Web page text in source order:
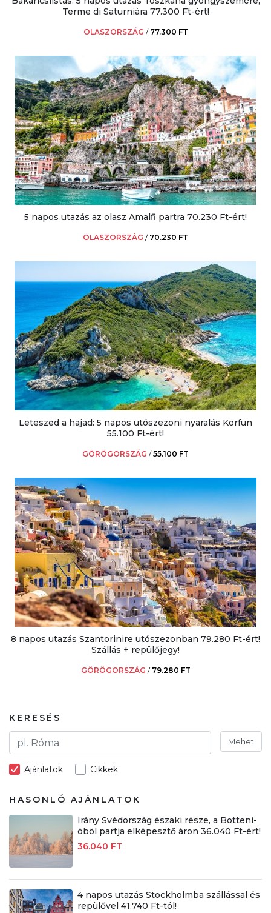
Terme di Saturniára 77.300 Ft-ért!
OLASZORSZÁG / 77.300 FT
5 napos utazás az olasz Amalfi partra 70.230 Ft-ért!
OLASZORSZÁG / 70.230 FT
Leteszed a hajad: 5 napos utószezoni nyaralás Korfun
55.100 Ft-ért!
GÖRÖGORSZÁG /55.100 FT
8 napos utazás Szantorinire utószezonban 79.280 Ft-ért!
Szállás + repülőjegy!
GÖRÖGORSZÁG / 79.280 FT
KERESÉS
Mehet
Ajánlatok Cikkek
HASONLÓ AJÁNLATOK
Irány Svédország északi része, a Botteni-
öböl partja elképesztő áron 36.040 Ft-ért!
36.040 FT
4 napos utazás Stockholmba szállással és
repülővel 41.740 Ft-tól!